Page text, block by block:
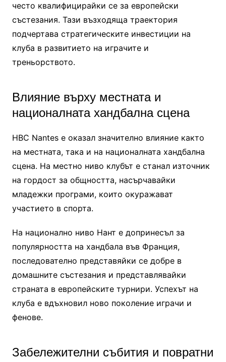
често квалифицирайки се за европейски
състезания. Тази възходяща траектория
подчертава стратегическите инвестиции на
клуба в развитието на играчите и
треньорството.
Влияние върху местната и
националната хандбална сцена
HBC Nantes е оказал значително влияние както
на местната, така и на националната хандбална
сцена. На местно ниво клубът е станал източник
на гордост за общността, насърчавайки
младежки програми, които окуражават
участието в спорта.
На национално ниво Нант е допринесъл за
популярността на хандбала във Франция,
последователно представяйки се добре в
домашните състезания и представлявайки
страната в европейските турнири. Успехът на
клуба е вдъхновил ново поколение играчи и
фенове.
Забележителни събития и повратни